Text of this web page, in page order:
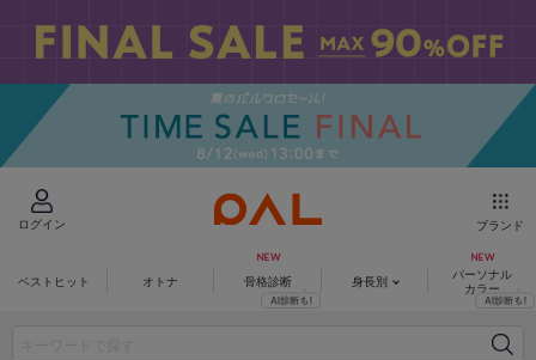
ログイン ブランド
ベストヒット オトナ 骨格診断 身長別
パーソナル
カラー